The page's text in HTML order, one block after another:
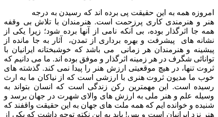
هنر و هنرمندی کاری پرزحمت است. هنرمندان با تلاش بی وقفه
همه جا اثرگذار بوده، بی آنکه نامی از آنها برده شود؛ زیرا یکی از
نشانه های پیشرفت و بهره برداری از تمدن، آثار به جا مانده از
پیشینه و هنرمندان هر زمانی می باشد که خوشبختانه ایرانیان با
توانائی شگرف در هر زمینه اثرگذار و موفق بوده اند. ما می دانیم که
ثروت تنها، در هیچ موقعیتی ارزش هنر را پیدا نمی کند. گذشته های
خوب ما مدیون ثروت هنری با ارزشی است که از نیاکان ما به ارث
رسیده است. این مهمترین رکن زندگی است که انسان بتواند به
وسیله علم و هنر ملی به ارزش های والای شهرت در جهان برسد و
شنیده و خوانده ایم که همه ملت های جهان به این حقیقت واقفند که
هنر نزد ایرانیان است و بس! باید به این نکته توجه داشت که یکی از